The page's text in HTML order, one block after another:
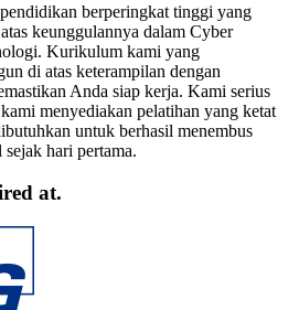
berperingkat tinggi yang
keunggulannya dalam Cyber
Kurikulum kami yang
di atas keterampilan dengan
Anda siap kerja. Kami serius
menyediakan pelatihan yang ketat
untuk berhasil menembus
hari pertama.
at.